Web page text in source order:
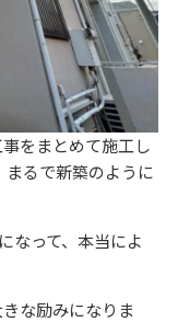
をまとめて施工し
まるで新築のように
なって、本当によ
な励みになりま